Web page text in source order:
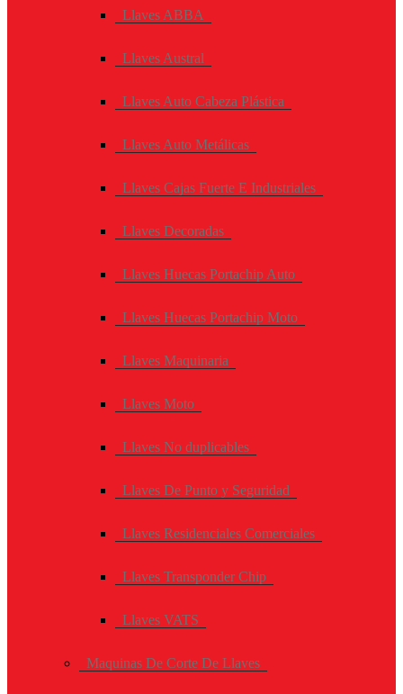
Llaves ABBA
Llaves Austral
Llaves Auto Cabeza Plástica
Llaves Auto Metálicas
Llaves Cajas Fuerte E Industriales
Llaves Decoradas
Llaves Huecas Portachip Auto
Llaves Huecas Portachip Moto
Llaves Maquinaria
Llaves Moto
Llaves No duplicables
Llaves De Punto y Seguridad
Llaves Residenciales Comerciales
Llaves Transponder Chip
Llaves VATS
Maquinas De Corte De Llaves